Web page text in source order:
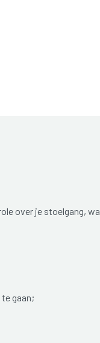
over je stoelgang,
gaan;